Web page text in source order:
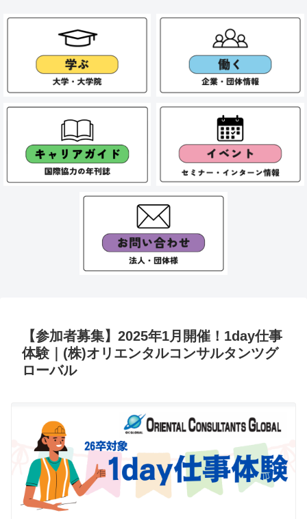
【参加者募集】2025年1月開催！1day仕事
体験｜(株)オリエンタルコンサルタンツグ
ローバル